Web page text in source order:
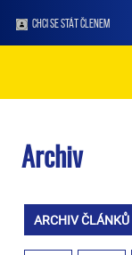
CHCI SE STÁT ČLENEM
Archiv
ARCHIV ČLÁNKŮ